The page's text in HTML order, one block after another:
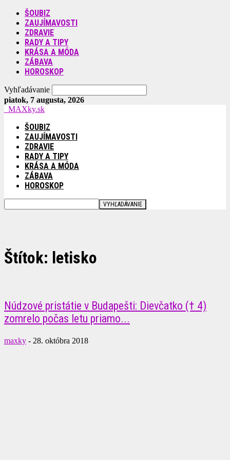
ŠOUBIZ
ZAUJÍMAVOSTI
ZDRAVIE
RADY A TIPY
KRÁSA A MÓDA
ZÁBAVA
HOROSKOP
Vyhľadávanie
piatok, 7 augusta, 2026
MAXky.sk
ŠOUBIZ
ZAUJÍMAVOSTI
ZDRAVIE
RADY A TIPY
KRÁSA A MÓDA
ZÁBAVA
HOROSKOP
Štítok: letisko
Núdzové pristátie v Budapešti: Dievčatko († 4)
zomrelo počas letu priamo...
maxky - 28. októbra 2018